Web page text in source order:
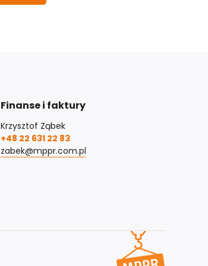
Finanse i faktury
Krzysztof Ząbek
+48 22 631 22 83
zabek@mppr.com.pl